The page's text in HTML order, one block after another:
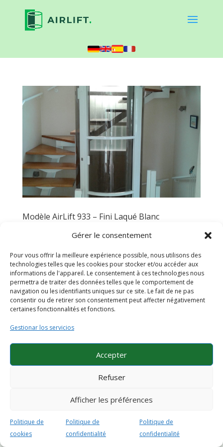
Gérer le consentement
Pour vous offrir la meilleure expérience possible, nous utilisons des
technologies telles que les cookies pour stocker et/ou accéder aux
informations de l'appareil. Le consentement à ces technologies nous
permettra de traiter des données telles que le comportement de
navigation ou les identifiants uniques sur ce site. Le fait de ne pas
consentir ou de retirer son consentement peut affecter négativement
certaines fonctionnalités et fonctions.
Gestionar los servicios
Accepter
Refuser
Afficher les préférences
Politique de
cookies
Politique de
confidentialité
Politique de
confidentialité
Modèle AirLift 933 – Fini Laqué Blanc
finition laquée blanche, installé dans un puits d’escalier
en colimaçon. Le design élégant de l’ascenseur
s’intègre parfaitement avec l’escalier moderne, offrant
une solution fonctionnelle et...
Politique de confidentialité
Politique de qualité
Avantages Airlift
Politique de cookies (UE)